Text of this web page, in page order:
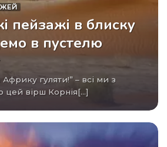
пейзажі в блиску
в пустелю
цей вірш Корнія[...]